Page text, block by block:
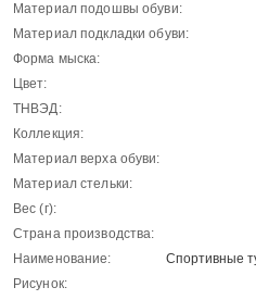
Материал подошвы обуви:
Материал подкладки обуви:
Форма мыска:
Цвет:
ТНВЭД:
Коллекция:
Материал верха обуви:
Материал стельки:
Вес (г):
Страна производства:
Наименование:
Спортивные
Рисунок: